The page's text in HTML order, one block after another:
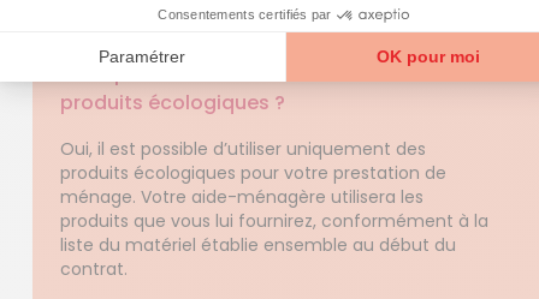
Trouver mon agence
Est-il possible d'utiliser exclusivement des
produits écologiques ?
Oui, il est possible d’utiliser uniquement des
produits écologiques pour votre prestation de
ménage. Votre aide-ménagère utilisera les
produits que vous lui fournirez, conformément à la
liste du matériel établie ensemble au début du
contrat.